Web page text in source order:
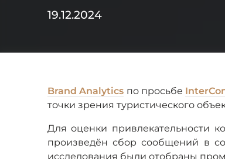
19.12.2024
Brand Analytics по просьбе
точки зрения туристического
Для оценки привлекательности
произведён сбор сообщений в
исследования были отобраны